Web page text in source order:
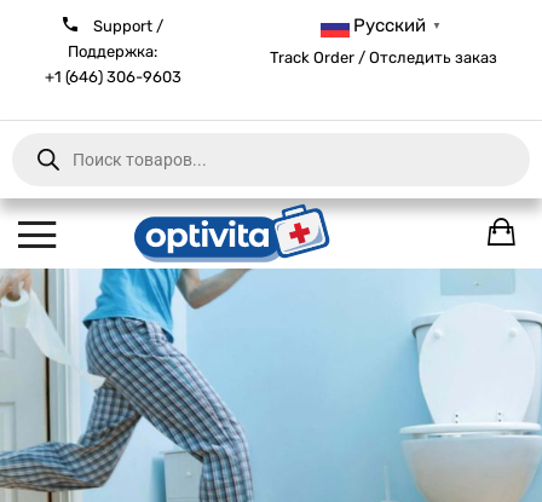
Support /
Поддержка:
+1 (646) 306-9603
Русский ▼
Track Order / Отследить заказ
Products
search